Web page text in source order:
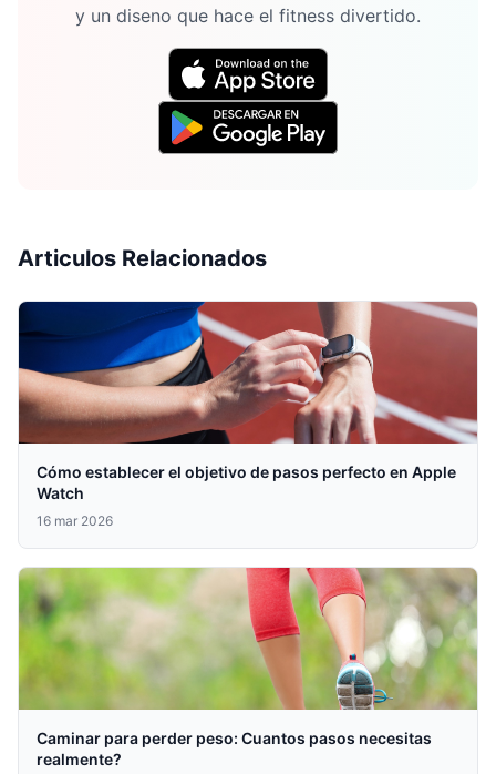
y un diseno que hace el fitness divertido.
Articulos Relacionados
Cómo establecer el objetivo de pasos perfecto en Apple
Watch
16 mar 2026
Caminar para perder peso: Cuantos pasos necesitas
realmente?